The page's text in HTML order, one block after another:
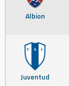
Albion
Juventud